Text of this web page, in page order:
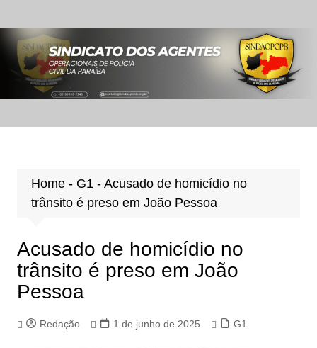
para
conteúdo
Home- G1 - Acusado de homicídio no
trânsito é preso em João Pessoa
Acusado de homicídio no
trânsito é preso em João
Pessoa
Redação 1 de junho de 2025 G1